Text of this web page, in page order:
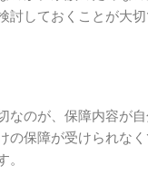
しておくことが大切
なのが、保障内容が
の保障が受けられな